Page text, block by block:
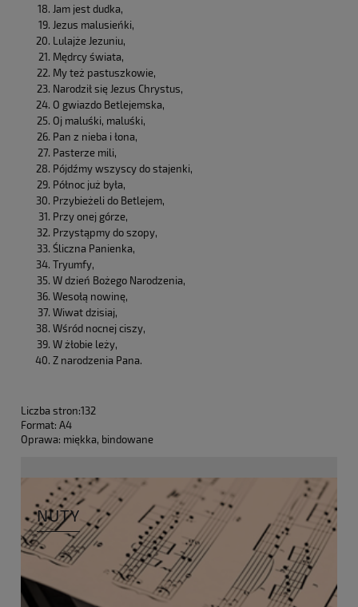
Jam jest dudka,
Jezus malusieńki,
Lulajże Jezuniu,
Mędrcy świata,
My też pastuszkowie,
Narodził się Jezus Chrystus,
O gwiazdo Betlejemska,
Oj maluśki, maluśki,
Pan z nieba i łona,
Pasterze mili,
Pójdźmy wszyscy do stajenki,
Północ już była,
Przybieżeli do Betlejem,
Przy onej górze,
Przystąpmy do szopy,
Śliczna Panienka,
Tryumfy,
W dzień Bożego Narodzenia,
Wesołą nowinę,
Wiwat dzisiaj,
Wśród nocnej ciszy,
W żłobie leży,
Z narodzenia Pana.
Liczba stron:132
Format: A4
Oprawa: miękka, bindowane
NUTY